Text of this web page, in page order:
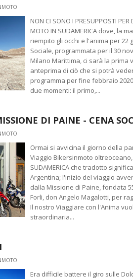
NON CI SONO I PRESUPPOSTI PER
MOTO IN SUDAMERICA dove, la
riempito gli occhi e l'anima per 22
Sociale, programmata per il 30
Milano Marittima, ci sarà la prima
anteprima di ciò che si potrà
programma per fine febbraio
due momenti: il primo,...
DI PAINE - CENA
Ormai si avvicina il giorno della
Viaggio Bikersinmoto
SUDAMERICA che tradotto
Argentina; l'inizio del viaggio
dalla Missione di Paine, fondata
Forli, don Angelo Magalotti, per
Il nostro Viaggiare con l'Anima
straordinaria...
Era difficile battere il giro sulle